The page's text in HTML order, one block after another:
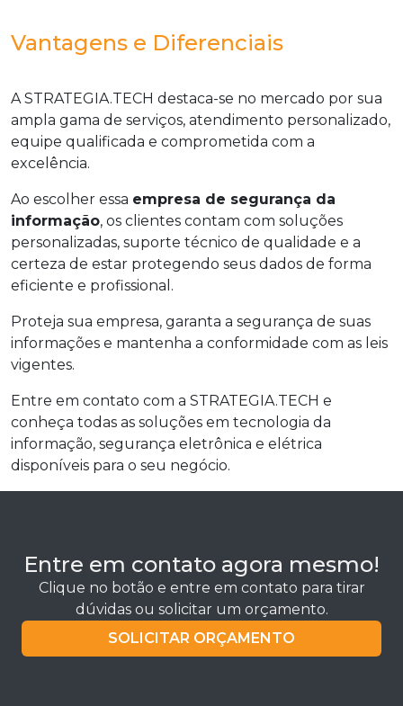
Vantagens e Diferenciais
A STRATEGIA.TECH destaca-se no mercado por sua
ampla gama de serviços, atendimento personalizado,
equipe qualificada e comprometida com a
excelência.
Ao escolher essa empresa de segurança da
informação, os clientes contam com soluções
personalizadas, suporte técnico de qualidade e a
certeza de estar protegendo seus dados de forma
eficiente e profissional.
Proteja sua empresa, garanta a segurança de suas
informações e mantenha a conformidade com as leis
vigentes.
Entre em contato com a STRATEGIA.TECH e
conheça todas as soluções em tecnologia da
informação, segurança eletrônica e elétrica
disponíveis para o seu negócio.
Entre em contato agora mesmo!
Clique no botão e entre em contato para tirar
dúvidas ou solicitar um orçamento.
SOLICITAR ORÇAMENTO